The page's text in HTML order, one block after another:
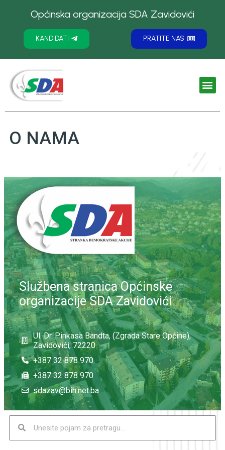
Općinska organizacija SDA Zavidovići
KANDIDATI PRATITE NAS
O NAMA
Službena stranica Općinske
organizacije SDA Zavidovići
Ul. Dr. Pinkasa Bandta, (Zgrada Stare Općine),
Zavidovići, 72220
+387 32 878 970
+387 32 878 970
sdazav@bih.net.ba